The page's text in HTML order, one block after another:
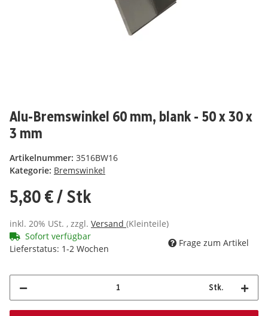
Alu-Bremswinkel 60 mm, blank - 50 x 30 x
3 mm
Artikelnummer: 3516BW16
Kategorie: Bremswinkel
5,80 €/ Stk
inkl. 20% USt. , zzgl. Versand (Kleinteile)
Sofort verfügbar
Lieferstatus: 1-2 Wochen
Frage zum Artikel
Stk.